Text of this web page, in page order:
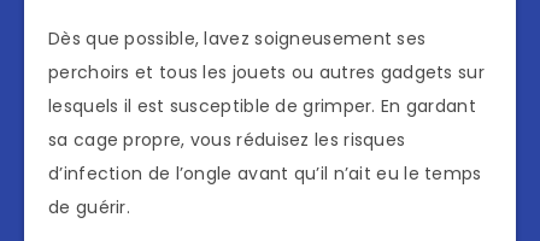
Dès que possible, lavez soigneusement ses
perchoirs et tous les jouets ou autres gadgets sur
lesquels il est susceptible de grimper. En gardant
sa cage propre, vous réduisez les risques
d’infection de l’ongle avant qu’il n’ait eu le temps
de guérir.